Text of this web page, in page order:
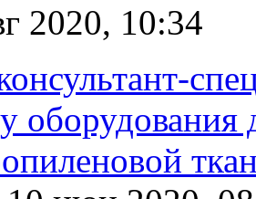
2020, 10:34
оборудования